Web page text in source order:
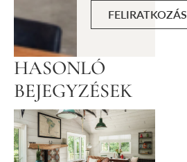
FELIRATKOZÁS
HASONLÓ
BEJEGYZÉSEK